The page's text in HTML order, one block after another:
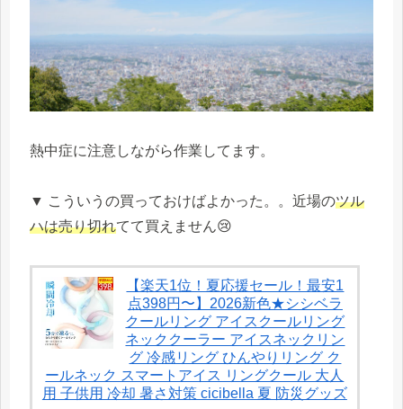
熱中症に注意しながら作業してます。
▼ こういうの買っておけばよかった。。近場のツル
ハは売り切れてて買えません😢
【楽天1位！夏応援セール！最安1
点398円〜】2026新色★シシベラ
クールリング アイスクールリング
ネッククーラー アイスネックリン
グ 冷感リング ひんやりリング ク
ールネック スマートアイス リングクール 大人
用 子供用 冷却 暑さ対策 cicibella 夏 防災グッズ